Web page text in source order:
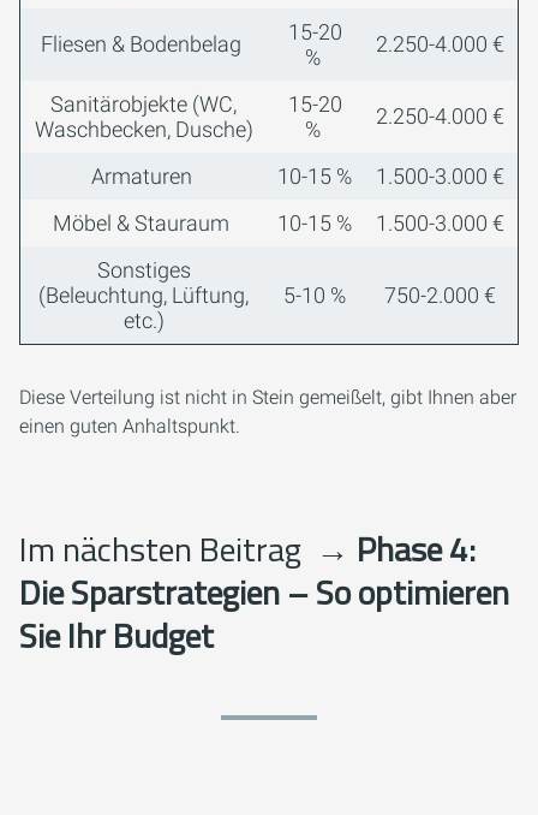
Fliesen & Bodenbelag
15-20
%
2.250-4.000 €
Sanitärobjekte (WC,
Waschbecken, Dusche)
15-20
%
2.250-4.000 €
Armaturen 10-15 %
1.500-3.000 €
Möbel & Stauraum
10-15 %
1.500-3.000 €
Sonstiges
(Beleuchtung, Lüftung,
etc.)
5-10 % 750-2.000 €
Diese Verteilung ist nicht in Stein gemeißelt, gibt Ihnen aber
einen guten Anhaltspunkt.
Im nächsten Beitrag → Phase 4:
Die Sparstrategien – So optimieren
Sie Ihr Budget